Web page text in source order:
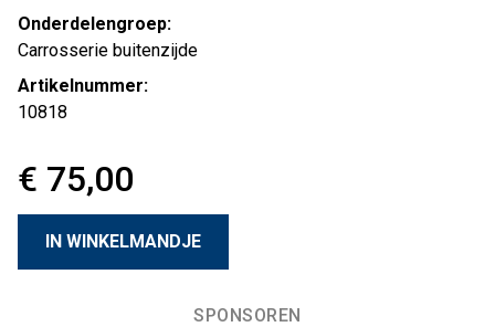
Onderdelengroep:
Carrosserie buitenzijde
Artikelnummer:
10818
€ 75,00
SPONSOREN